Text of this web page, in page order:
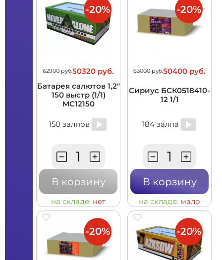
62900 руб.50320 руб.
Батарея салютов 1,2"
150 выстр (1/1)
MC12150
150 залпов
В корзину
на складе: нет
-20%
63000 руб.50400 руб.
Сириус БСК0518410-
12 1/1
184 залпа
В корзину
на складе: мало
-20%
-20% -20%